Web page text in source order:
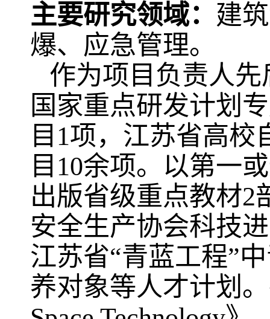
主要研究领域： 建
爆、应急管理。
作为项目负责人
国家重点研发计划
目 1项，江苏省高校
目 10余项。以第一
出版省级重点教材2
安全生产协会科技
江苏省“青蓝工程”
养对象等人才计划